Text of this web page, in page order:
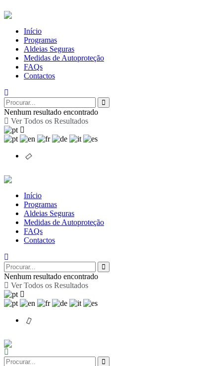
Início
Programas
Aldeias Seguras
Medidas de Autoproteção
FAQs
Contactos
Nenhum resultado encontrado
Ver Todos os Resultados
Início
Programas
Aldeias Seguras
Medidas de Autoproteção
FAQs
Contactos
Nenhum resultado encontrado
Ver Todos os Resultados